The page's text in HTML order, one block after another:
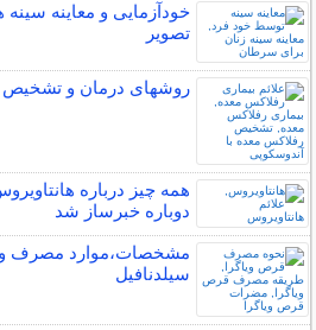
خودآزمایی و معاینه سینه
تصویر
روشهای درمان و تشخیص
همه چیز درباره
دوباره خبرساز شد
مشخصات،موارد مصرف و
سیلدنافیل